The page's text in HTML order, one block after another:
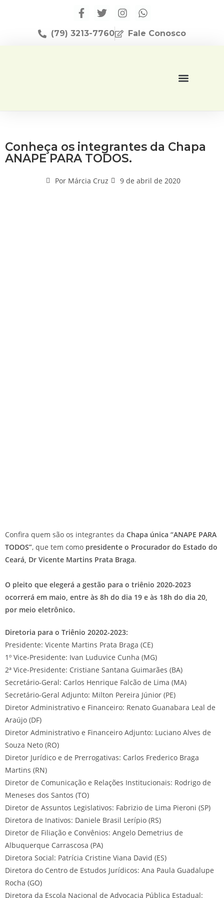
(79) 3213-7760 Fale Conosco
Conheça os integrantes da Chapa
ANAPE PARA TODOS.
Por Márcia Cruz 9 de abril de 2020
Confira quem são os integrantes da Chapa única “ANAPE PARA
TODOS”, que tem como presidente o Procurador do Estado do
Ceará, Dr Vicente Martins Prata Braga.
O pleito que elegerá a gestão para o triênio 2020-2023
ocorrerá em maio, entre às 8h do dia 19 e às 18h do dia 20,
por meio eletrônico.
Diretoria para o Triênio 20202-2023:
Presidente: Vicente Martins Prata Braga (CE)
1º Vice-Presidente: Ivan Luduvice Cunha (MG)
2ª Vice-Presidente: Cristiane Santana Guimarães (BA)
Secretário-Geral: Carlos Henrique Falcão de Lima (MA)
Secretário-Geral Adjunto: Milton Pereira Júnior (PE)
Diretor Administrativo e Financeiro: Renato Guanabara Leal de
Araújo (DF)
Diretor Administrativo e Financeiro Adjunto: Luciano Alves de
Souza Neto (RO)
Diretor Jurídico e de Prerrogativas: Carlos Frederico Braga
Martins (RN)
Diretor de Comunicação e Relações Institucionais: Rodrigo de
Meneses dos Santos (TO)
Diretor de Assuntos Legislativos: Fabrizio de Lima Pieroni (SP)
Diretora de Inativos: Daniele Brasil Lerípio (RS)
Diretor de Filiação e Convênios: Angelo Demetrius de
Albuquerque Carrascosa (PA)
Diretora Social: Patrícia Cristine Viana David (ES)
Diretora do Centro de Estudos Jurídicos: Ana Paula Guadalupe
Rocha (GO)
Diretora da Escola Nacional de Advocacia Pública Estadual: